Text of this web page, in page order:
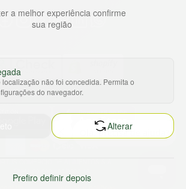
Baixe nosso app
a melhor experiência confirme
sua região
não foi concedida. Permita o
do navegador.
Alterar
Prefiro definir depois